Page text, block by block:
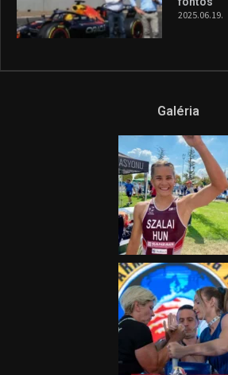
2025.06.19.
Galéria